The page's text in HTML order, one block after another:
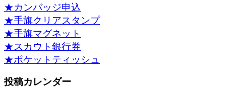
★カンバッジ申込
★手旗クリアスタンプ
★手旗マグネット
★スカウト銀行券
★ポケットティッシュ
投稿カレンダー